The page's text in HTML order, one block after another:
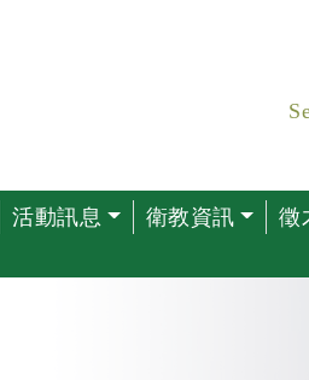
活動訊息 衛教資訊 徵